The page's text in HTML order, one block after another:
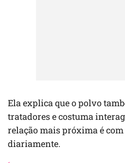
Ela explica que o polvo
tratadores e costuma
relação mais próxima é
diariamente.